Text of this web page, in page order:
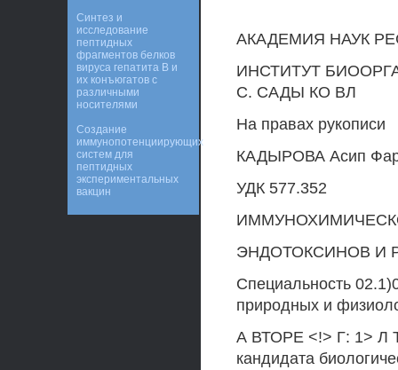
АКАДЕМИЯ НАУК
ИНСТИТУТ
С. САДЫ КО ВЛ
На правах рукописи
КАДЫРОВА Асип
УДК 577.352
ЭНДОТОКСИНОВ И
Специальность
природных и
А ВТОРЕ <!> Г: 1> Л Т
кандидата
Синтез и
исследование
пептидных
фрагментов белков
вируса гепатита В и
их конъюгатов с
различными
носителями
Создание
иммунопотенциирующих
систем для
пептидных
экспериментальных
вакцин